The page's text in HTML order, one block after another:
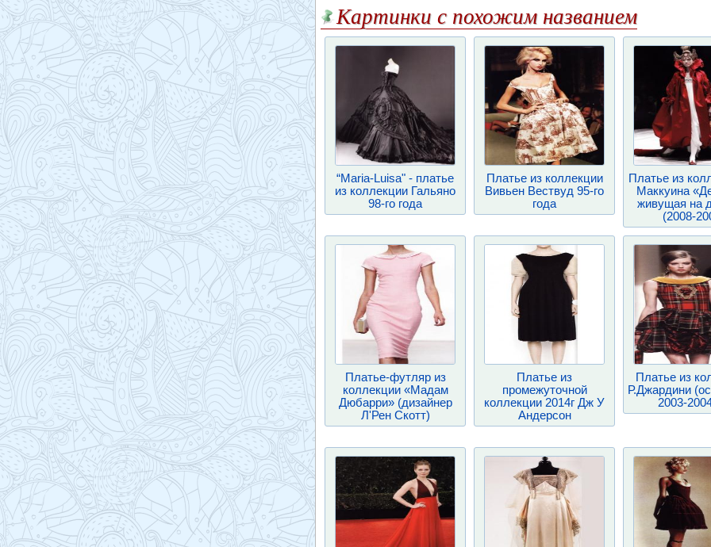
Картинки с похожим названием
“Maria-Luisa" - платье
из коллекции Гальяно
98-го года
Платье из коллекции
Вивьен Вествуд 95-го
года
Платье из
Маккуина
живущая на
(2008-
Платье-футляр из
коллекции «Мадам
Дюбарри» (дизайнер
Л'Рен Скотт)
Платье из
промежуточной
коллекции 2014г Дж У
Андерсон
Платье из
Р.Джардини
2003-